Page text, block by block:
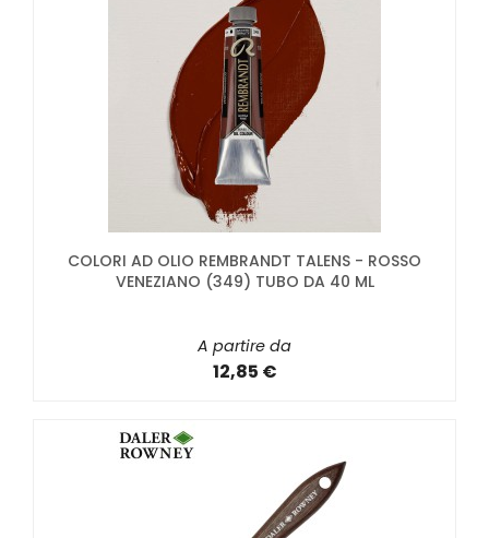
COLORI AD OLIO REMBRANDT TALENS - ROSSO
VENEZIANO (349) TUBO DA 40 ML
A partire da
12,85 €